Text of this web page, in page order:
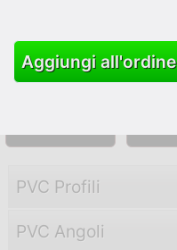
Ricerca
PVC Profili
PVC Angoli
Aggiungi all'ordine